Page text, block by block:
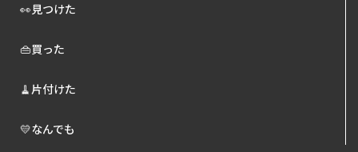
👀見つけた
👜買った
🧹片付けた
💛なんでも